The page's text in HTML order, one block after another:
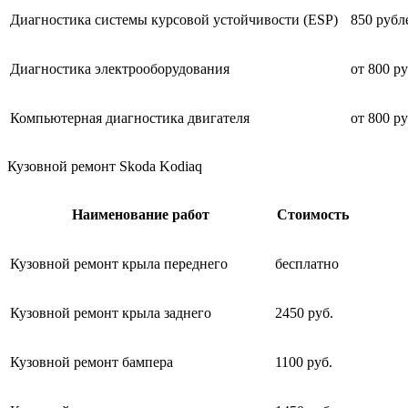
Диагностика системы курсовой устойчивости (ESP) 850
Диагностика электрооборудования от 800
Компьютерная диагностика двигателя от 800
Кузовной ремонт Skoda Kodiaq
Наименование работ Стоимость
Кузовной ремонт крыла переднего бесплатно
Кузовной ремонт крыла заднего 2450 руб.
Кузовной ремонт бампера 1100 руб.